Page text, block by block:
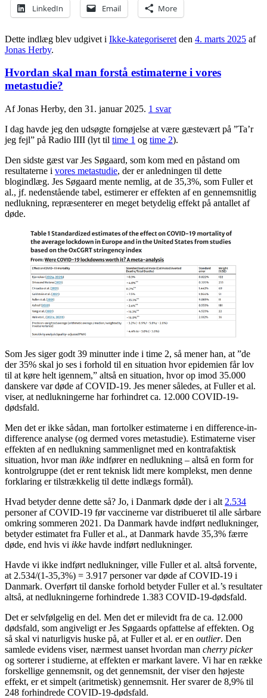
LinkedIn Email More
Dette indlæg blev udgivet i Ikke-kategoriseret den 4. marts 2025 af
Jonas Herby.
Hvordan skal man forstå estimaterne i vores
metastudie?
Af Jonas Herby, den 31. januar 2025. 1 svar
I dag havde jeg den udsøgte fornøjelse at være gæstevært på ”Ta’r
jeg fejl” på Radio IIII (lyt til time 1 og time 2).
Den sidste gæst var Jes Søgaard, som kom med en påstand om
resultaterne i vores metastudie, der er anledningen til dette
blogindlæg. Jes Søgaard mente nemlig, at de 35,3%, som Fuller et
al., jf. nedenstående tabel, estimerer er effekten af en gennemsnitlig
nedlukning, repræsenterer en meget betydelig effekt på antallet af
døde.
Som Jes siger godt 39 minutter inde i time 2, så mener han, at ”de
der 35% skal jo ses i forhold til en situation hvor epidemien får lov
til at køre helt igennem,” altså en situation, hvor op imod 35.000
danskere var døde af COVID-19. Jes mener således, at Fuller et al.
viser, at nedlukningerne har forhindret ca. 12.000 COVID-19-
dødsfald.
Men det er ikke sådan, man fortolker estimaterne i en difference-in-
difference analyse (og dermed vores metastudie). Estimaterne viser
effekten af en nedlukning sammenlignet med en kontrafaktisk
situation, hvor man ikke indfører en nedlukning – altså en form for
kontrolgruppe (det er rent teknisk lidt mere komplekst, men denne
forklaring er tilstrækkelig til dette indlægs formål).
Hvad betyder denne dette så? Jo, i Danmark døde der i alt 2.534
personer af COVID-19 før vaccinerne var distribueret til alle sårbare
omkring sommeren 2021. Da Danmark havde indført nedlukninger,
betyder estimatet fra Fuller et al., at Danmark havde 35,3% færre
døde, end hvis vi ikke havde indført nedlukninger.
Havde vi ikke indført nedlukninger, ville Fuller et al. altså forvente,
at 2.534/(1-35,3%) = 3.917 personer var døde af COVID-19 i
Danmark. Overført til danske forhold betyder Fuller et al.’s resultater
altså, at nedlukningerne forhindrede 1.383 COVID-19-dødsfald.
Det er selvfølgelig en del. Men det er milevidt fra de ca. 12.000
dødsfald, som angiveligt er Jes Søgaards opfattelse af effekten. Og
så skal vi naturligvis huske på, at Fuller et al. er en outlier. Den
samlede evidens viser, nærmest uanset hvordan man cherry picker
og sorterer i studierne, at effekten er markant lavere. Vi har en række
forskellige gennemsnit, og det gennemsnit, der viser den højeste
effekt, er et simpelt (aritmetisk) gennemsnit. Her svarer de 8,9% til
248 forhindrede COVID-19-dødsfald.